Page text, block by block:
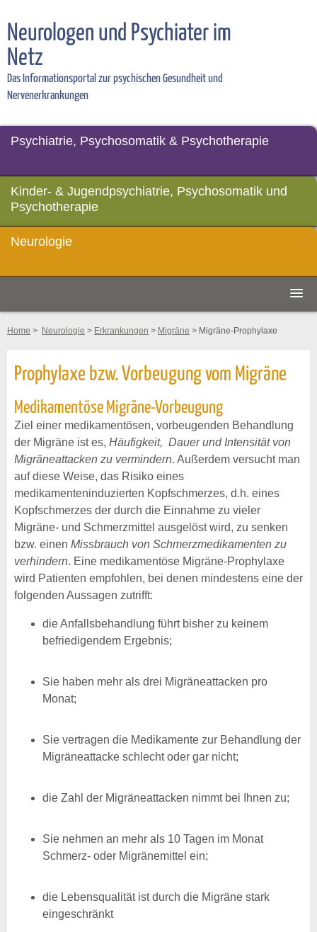
Neurologen und Psychiater im
Netz
Das Informationsportal zur psychischen Gesundheit und
Nervenerkrankungen
Psychiatrie, Psychosomatik & Psychotherapie
Kinder- & Jugendpsychiatrie, Psychosomatik und
Psychotherapie
Neurologie
Home > Neurologie > Erkrankungen > Migräne > Migräne-Prophylaxe
Prophylaxe bzw. Vorbeugung vom Migräne
Medikamentöse Migräne-Vorbeugung
Ziel einer medikamentösen, vorbeugenden Behandlung
der Migräne ist es, Häufigkeit, Dauer und Intensität von
Migräneattacken zu vermindern. Außerdem versucht man
auf diese Weise, das Risiko eines
medikamenteninduzierten Kopfschmerzes, d.h. eines
Kopfschmerzes der durch die Einnahme zu vieler
Migräne- und Schmerzmittel ausgelöst wird, zu senken
bzw. einen Missbrauch von Schmerzmedikamenten zu
verhindern. Eine medikamentöse Migräne-Prophylaxe
wird Patienten empfohlen, bei denen mindestens eine der
folgenden Aussagen zutrifft:
die Anfallsbehandlung führt bisher zu keinem
befriedigendem Ergebnis;
Sie haben mehr als drei Migräneattacken pro
Monat;
Sie vertragen die Medikamente zur Behandlung der
Migräneattacke schlecht oder gar nicht;
die Zahl der Migräneattacken nimmt bei Ihnen zu;
Sie nehmen an mehr als 10 Tagen im Monat
Schmerz- oder Migränemittel ein;
die Lebensqualität ist durch die Migräne stark
eingeschränkt